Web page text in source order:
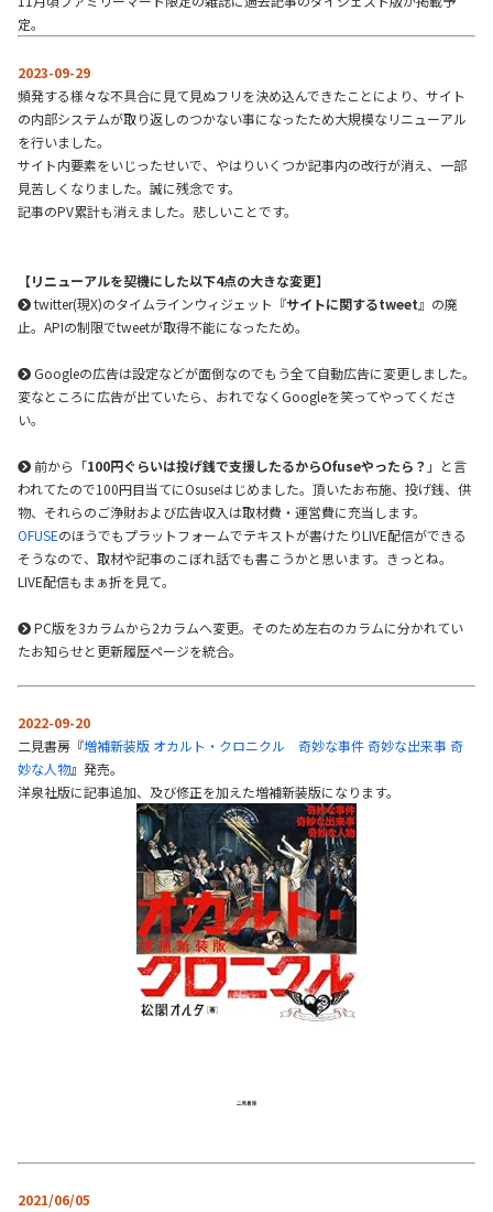
定。
2023-09-29
頻発する様々な不具合に見て見ぬフリを決め込んできたことにより、サイト
の内部システムが取り返しのつかない事になったため大規模なリニューアル
を行いました。
サイト内要素をいじったせいで、やはりいくつか記事内の改行が消え、一部
見苦しくなりました。誠に残念です。
記事のPV累計も消えました。悲しいことです。
【リニューアルを契機にした以下4点の大きな変更】
twitter(現X)のタイムラインウィジェット『サイトに関するtweet』の廃
止。APIの制限でtweetが取得不能になったため。
Googleの広告は設定などが面倒なのでもう全て自動広告に変更しました。
変なところに広告が出ていたら、おれでなくGoogleを笑ってやってくださ
い。
前から「100円ぐらいは投げ銭で支援したるからOfuseやったら？ 」と言
われてたので100円目当てにOsuseはじめました。頂いたお布施、投げ銭、供
物、それらのご浄財および広告収入は取材費・運営費に充当します。
OFUSEのほうでもプラットフォームでテキストが書けたりLIVE配信ができる
そうなので、取材や記事のこぼれ話でも書こうかと思います。きっとね。
LIVE配信もまぁ折を見て。
PC版を3カラムから2カラムへ変更。そのため左右のカラムに分かれてい
たお知らせと更新履歴ページを統合。
2022-09-20
二見書房『増補新装版 オカルト・クロニクル 奇妙な事件 奇妙な出来事 奇
妙な人物』発売。
洋泉社版に記事追加、及び修正を加えた増補新装版になります。
2021/06/05